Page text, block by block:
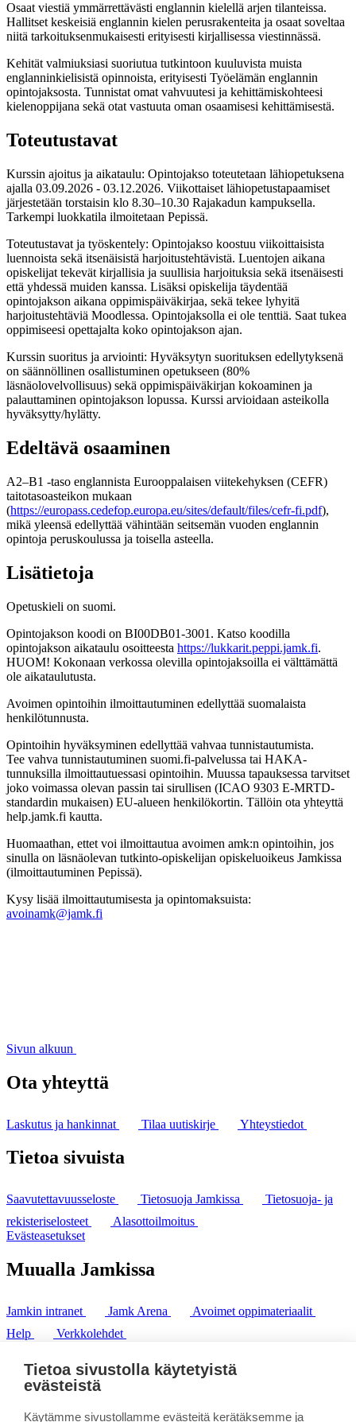
Osaat viestiä ymmärrettävästi englannin kielellä arjen tilanteissa.
Hallitset keskeisiä englannin kielen perusrakenteita ja osaat soveltaa
niitä tarkoituksenmukaisesti erityisesti kirjallisessa viestinnässä.
Kehität valmiuksiasi suoriutua tutkintoon kuuluvista muista
englanninkielisistä opinnoista, erityisesti Työelämän englannin
opintojaksosta. Tunnistat omat vahvuutesi ja kehittämiskohteesi
kielenoppijana sekä otat vastuuta oman osaamisesi kehittämisestä.
Toteutustavat
Kurssin ajoitus ja aikataulu: Opintojakso toteutetaan lähiopetuksena
ajalla 03.09.2026 - 03.12.2026. Viikottaiset lähiopetustapaamiset
järjestetään torstaisin klo 8.30–10.30 Rajakadun kampuksella.
Tarkempi luokkatila ilmoitetaan Pepissä.
Toteutustavat ja työskentely: Opintojakso koostuu viikoittaisista
luennoista sekä itsenäisistä harjoitustehtävistä. Luentojen aikana
opiskelijat tekevät kirjallisia ja suullisia harjoituksia sekä itsenäisesti
että yhdessä muiden kanssa. Lisäksi opiskelija täydentää
opintojakson aikana oppimispäiväkirjaa, sekä tekee lyhyitä
harjoitustehtäviä Moodlessa. Opintojaksolla ei ole tenttiä. Saat tukea
oppimiseesi opettajalta koko opintojakson ajan.
Kurssin suoritus ja arviointi: Hyväksytyn suorituksen edellytyksenä
on säännöllinen osallistuminen opetukseen (80%
läsnäolovelvollisuus) sekä oppimispäiväkirjan kokoaminen ja
palauttaminen opintojakson lopussa. Kurssi arvioidaan asteikolla
hyväksytty/hylätty.
Edeltävä osaaminen
A2–B1 -taso englannista Eurooppalaisen viitekehyksen (CEFR)
taitotasoasteikon mukaan
(https://europass.cedefop.europa.eu/sites/default/files/cefr-fi.pdf),
mikä yleensä edellyttää vähintään seitsemän vuoden englannin
opintoja peruskoulussa ja toisella asteella.
Lisätietoja
Opetuskieli on suomi.
Opintojakson koodi on BI00DB01-3001. Katso koodilla
opintojakson aikataulu osoitteesta https://lukkarit.peppi.jamk.fi.
HUOM! Kokonaan verkossa olevilla opintojaksoilla ei välttämättä
ole aikataulutusta.
Avoimen opintoihin ilmoittautuminen edellyttää suomalaista
henkilötunnusta.
Opintoihin hyväksyminen edellyttää vahvaa tunnistautumista.
Tee vahva tunnistautuminen suomi.fi-palvelussa tai HAKA-
tunnuksilla ilmoittautuessasi opintoihin. Muussa tapauksessa tarvitset
joko voimassa olevan passin tai sirullisen (ICAO 9303 E-MRTD-
standardin mukaisen) EU-alueen henkilökortin. Tällöin ota yhteyttä
help.jamk.fi kautta.
Huomaathan, ettet voi ilmoittautua avoimen amk:n opintoihin, jos
sinulla on läsnäolevan tutkinto-opiskelijan opiskeluoikeus Jamkissa
(ilmoittautuminen Pepissä).
Kysy lisää ilmoittautumisesta ja opintomaksuista:
avoinamk@jamk.fi
Sivun alkuun
Ota yhteyttä
Laskutus ja hankinnat Tilaa uutiskirje Yhteystiedot
Tietoa sivuista
Saavutettavuusseloste Tietosuoja Jamkissa
Tietosuoja- ja
rekisteriselosteet
Alasottoilmoitus
Evästeasetukset
Muualla Jamkissa
Jamkin intranet Jamk Arena
Avoimet oppimateriaalit
Help
Verkkolehdet
puh. +358 20 743 8100
fax. +358 14 449 9694
Tietoa sivustolla käytetyistä
evästeistä
Käytämme sivustollamme evästeitä kerätäksemme ja